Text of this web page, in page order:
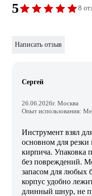
5 8
Написать отзыв
Сергей
26.06.2026г. Москва
Опыт использования:
Инструмент взял
основном для резки
кирпича. Упаковка
без повреждений.
запасом для любых
корпус удобно
длинный шнур, не